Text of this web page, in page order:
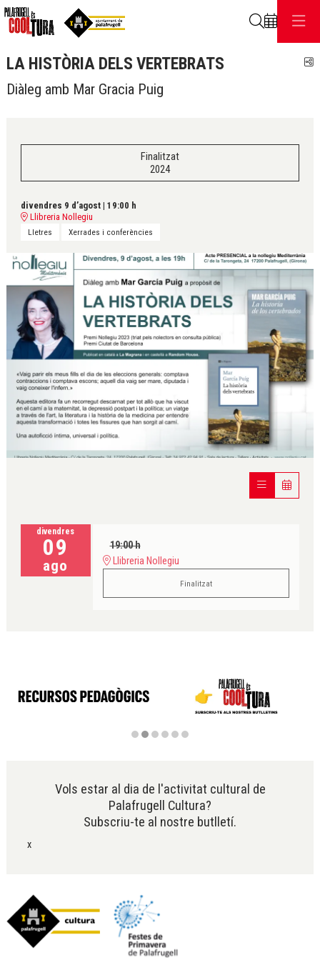
LA HISTÒRIA DELS VERTEBRATS
Diàleg amb Mar Gracia Puig
Finalitzat
2024
divendres 9 d’agost | 19:00 h
Llibreria Nollegiu
Lletres Xerrades i conferències
divendres
09
ago
19:00 h
Llibreria Nollegiu
Finalitzat
Vols estar al dia de l'activitat cultural de
Palafrugell Cultura?
Subscriu-te al nostre butlletí.
x